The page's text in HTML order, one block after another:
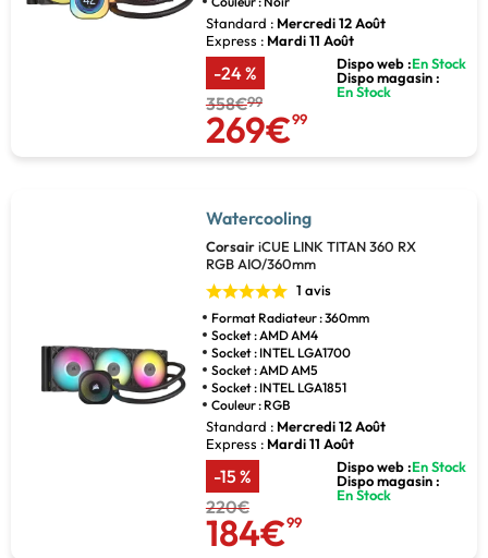
Standard : Mercredi 12 Août
Express : Mardi 11 Août
-24 %
358€99
269€99
Dispo web :En Stock
Dispo magasin :
En Stock
Watercooling
CorsairiCUE LINK TITAN 360 RX
RGB AIO/360mm
1 avis
Format Radiateur : 360mm
Socket : AMD AM4
Socket : INTEL LGA1700
Socket : AMD AM5
Socket : INTEL LGA1851
Couleur : RGB
Standard : Mercredi 12 Août
Express : Mardi 11 Août
-15 %
220€
184€99
Dispo web :En Stock
Dispo magasin :
En Stock